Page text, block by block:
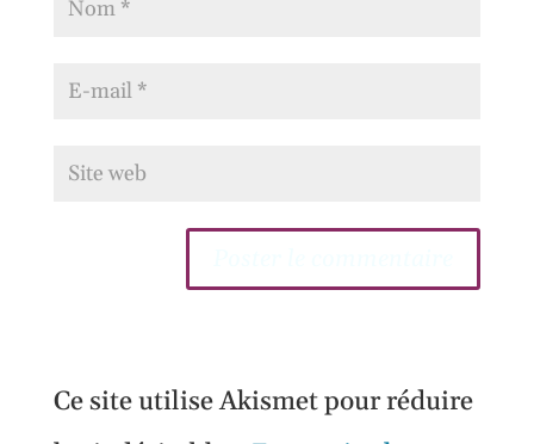
Ce site utilise Akismet pour réduire